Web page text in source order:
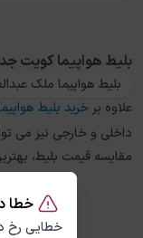
خطا
خطایی رخ
بلیط هواپیما کویت
بلیط هواپیما ملک
علاوه بر خرید بلیط
داخلی و خارجی نیز می
مقایسه قیمت بلیط،